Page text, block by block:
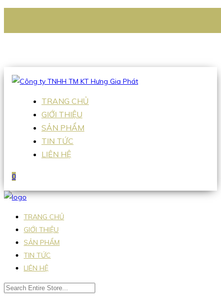
Hotline:0938 336 079
TRANG CHỦ
GIỚI THIỆU
SẢN PHẨM
TIN TỨC
LIÊN HỆ
0
TRANG CHỦ
GIỚI THIỆU
SẢN PHẨM
TIN TỨC
LIÊN HỆ